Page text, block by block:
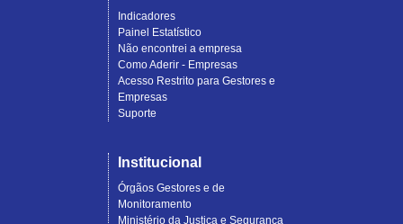
Indicadores
Painel Estatístico
Não encontrei a empresa
Como Aderir - Empresas
Acesso Restrito para Gestores e
Empresas
Suporte
Institucional
Órgãos Gestores e de
Monitoramento
Ministério da Justiça e Segurança